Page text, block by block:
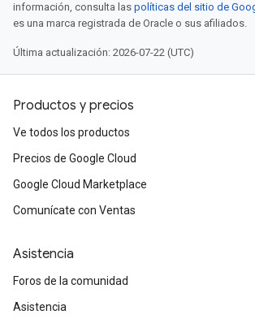
información, consulta las políticas del sitio de
es una marca registrada de Oracle o sus afiliados.
Última actualización: 2026-07-22 (UTC)
Productos y precios
Ve todos los productos
Precios de Google Cloud
Google Cloud Marketplace
Comunícate con Ventas
Asistencia
Foros de la comunidad
Asistencia